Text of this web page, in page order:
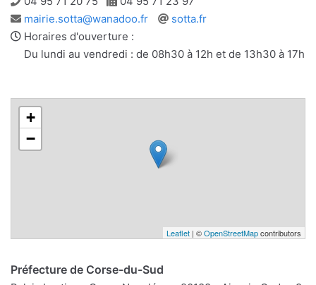
Adresse
e-
mail
mairie.sotta@wanadoo.fr
Site
sotta.fr
Horaires d'ouverture :
Du lundi au vendredi : de 08h30 à 12h et de 13h30 à 17h
+
−
Leaflet | ©OpenStreetMapcontributors
Préfecture de Corse-du-Sud